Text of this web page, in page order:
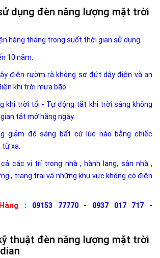
dụng đèn năng lượng mặt trời
hàng tháng trong suốt thời gian sử dụng.
10 năm.
điện rườm rà không sợ đứt dây điện và an
khi trời mưa bão.
khi trời tối - Tự động tắt khi trời sáng không
tắt mở hằng ngày.
giảm độ sáng bất cứ lúc nào bằng chiếc
xa.
các vị trí trong nhà , hành lang, sân nhà ,
, trang trại và những khu vực không có điện
:
09153 77770 - 0937 017 717 -
thuật đèn năng lượng mặt trời